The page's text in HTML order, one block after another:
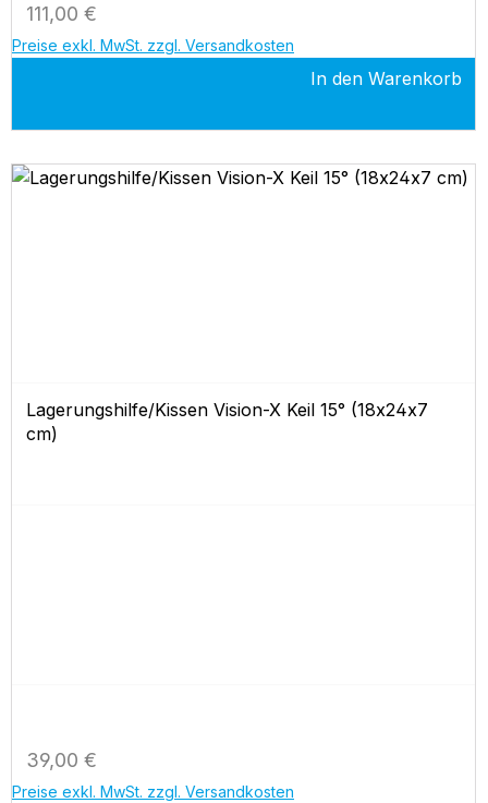
Regulärer Preis:
111,00 €
Preise exkl. MwSt. zzgl. Versandkosten
In den Warenkorb
Lagerungshilfe/Kissen Vision-X Keil 15° (18x24x7
cm)
Regulärer Preis:
39,00 €
Preise exkl. MwSt. zzgl. Versandkosten